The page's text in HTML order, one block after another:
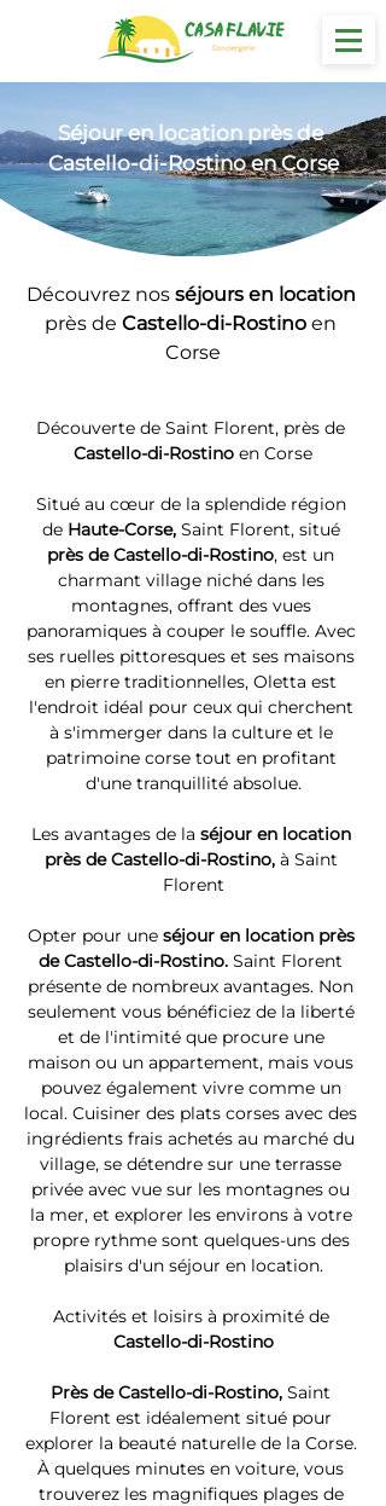
Séjour en location près de
Castello-di-Rostino en Corse
Découvrez nos séjours en location
près de Castello-di-Rostino en
Corse
Découverte de Saint Florent, près de
Castello-di-Rostino en Corse
Situé au cœur de la splendide région
de Haute-Corse, Saint Florent, situé
près de Castello-di-Rostino, est un
charmant village niché dans les
montagnes, offrant des vues
panoramiques à couper le souffle. Avec
ses ruelles pittoresques et ses maisons
en pierre traditionnelles, Oletta est
l'endroit idéal pour ceux qui cherchent
à s'immerger dans la culture et le
patrimoine corse tout en profitant
d'une tranquillité absolue.
Les avantages de la séjour en location
près de Castello-di-Rostino, à Saint
Florent
Opter pour une séjour en location près
de Castello-di-Rostino. Saint Florent
présente de nombreux avantages. Non
seulement vous bénéficiez de la liberté
et de l'intimité que procure une
maison ou un appartement, mais vous
pouvez également vivre comme un
local. Cuisiner des plats corses avec des
ingrédients frais achetés au marché du
village, se détendre sur une terrasse
privée avec vue sur les montagnes ou
la mer, et explorer les environs à votre
propre rythme sont quelques-uns des
plaisirs d'un séjour en location.
Activités et loisirs à proximité de
Castello-di-Rostino
Près de Castello-di-Rostino, Saint
Florent est idéalement situé pour
explorer la beauté naturelle de la Corse.
À quelques minutes en voiture, vous
trouverez les magnifiques plages de